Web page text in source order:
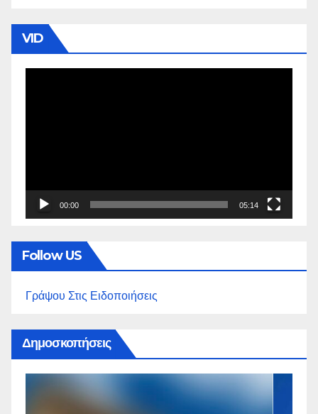
VID
00:00 05:14
Follow US
Γράψου Στις Ειδοποιήσεις
Δημοσκοπήσεις